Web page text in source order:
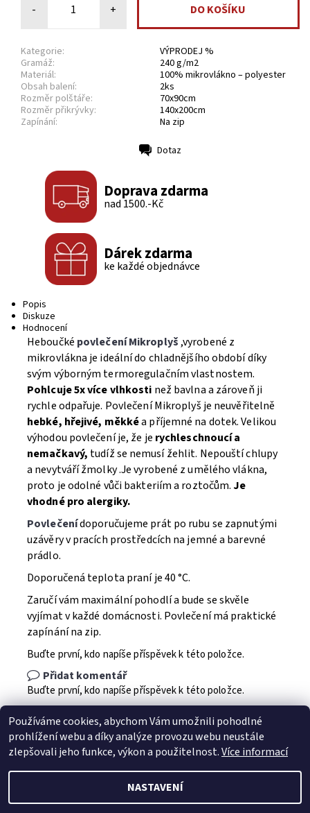
- +
Kategorie:
VÝPRODEJ %
Gramáž:
240 g/m2
Materiál:
100% mikrovlákno – polyester
Obsah balení:
2ks
Rozměr polštáře:
70x90cm
Rozměr přikrývky:
140x200cm
Zapínání:
Na zip
Dotaz
Doprava zdarma
nad 1500.-Kč
Dárek zdarma
ke každé objednávce
Popis
Diskuze
Hodnocení
Heboučké povlečení Mikroplyš ,vyrobené z
mikrovlákna je ideální do chladnějšího období díky
svým výborným termoregulačním vlastnostem.
Pohlcuje 5x více vlhkosti než bavlna a zároveň ji
rychle odpařuje. Povlečení Mikroplyš je neuvěřitelně
hebké, hřejivé, měkkéa příjemné na dotek. Velikou
výhodou povlečení je, že je rychleschnoucí a
nemačkavý, tudíž se nemusí žehlit. Nepouští chlupy
a nevytváří žmolky .Je vyrobené z umělého vlákna,
proto je odolné vůči bakteriím a roztočům.Je
vhodné pro alergiky.
Povlečenídoporučujeme prát po rubu se zapnutými
uzávěry v pracích prostředcích na jemné a barevné
prádlo.
Doporučená teplota praní je 40 °C.
Zaručí vám maximální pohodlí a bude se skvěle
vyjímat v každé domácnosti. Povlečení má praktické
zapínání na zip.
Buďte první, kdo napíše příspěvek k této položce.
Přidat komentář
Buďte první, kdo napíše příspěvek k této položce.
2026 © Jahu.cz, všechna práva vyhrazena
Používáme cookies, abychom Vám umožnili pohodlné
prohlížení webu a díky analýze provozu webu neustále
zlepšovali jeho funkce, výkon a použitelnost.Více informací
NASTAVENÍ